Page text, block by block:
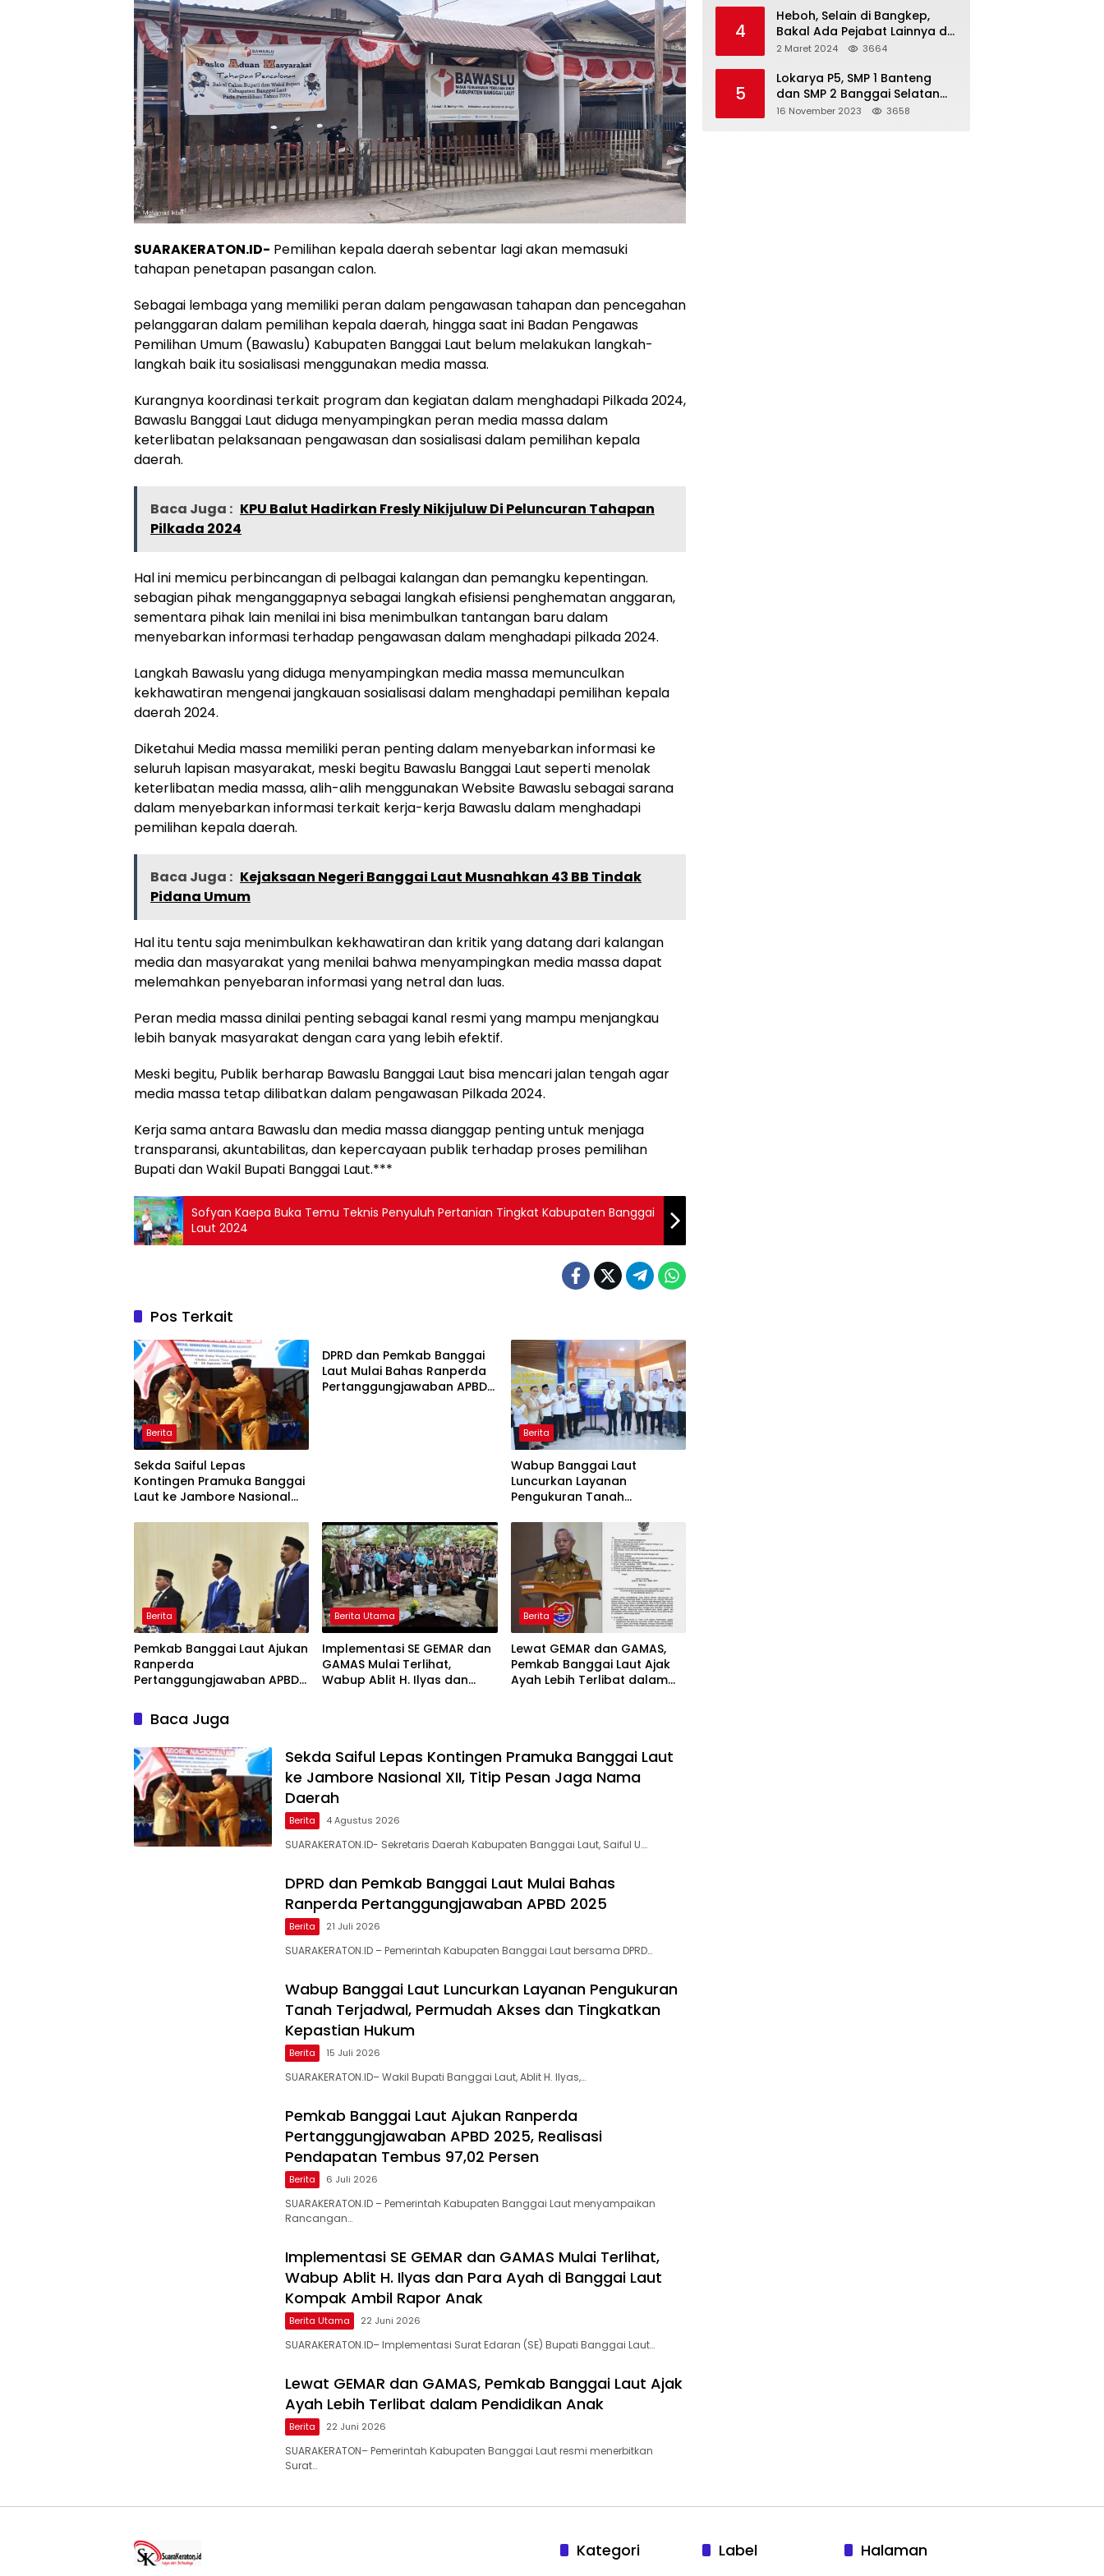
SUARAKERATON.ID- Pemilihan kepala daerah sebentar lagi akan memasuki
tahapan penetapan pasangan calon.
Sebagai lembaga yang memiliki peran dalam pengawasan tahapan dan pencegahan
pelanggaran dalam pemilihan kepala daerah, hingga saat ini Badan Pengawas
Pemilihan Umum (Bawaslu) Kabupaten Banggai Laut belum melakukan langkah-
langkah baik itu sosialisasi menggunakan media massa.
Kurangnya koordinasi terkait program dan kegiatan dalam menghadapi Pilkada 2024,
Bawaslu Banggai Laut diduga menyampingkan peran media massa dalam
keterlibatan pelaksanaan pengawasan dan sosialisasi dalam pemilihan kepala
daerah.
Baca Juga : KPU Balut Hadirkan Fresly Nikijuluw Di Peluncuran Tahapan
Pilkada 2024
Hal ini memicu perbincangan di pelbagai kalangan dan pemangku kepentingan.
sebagian pihak menganggapnya sebagai langkah efisiensi penghematan anggaran,
sementara pihak lain menilai ini bisa menimbulkan tantangan baru dalam
menyebarkan informasi terhadap pengawasan dalam menghadapi pilkada 2024.
Langkah Bawaslu yang diduga menyampingkan media massa memunculkan
kekhawatiran mengenai jangkauan sosialisasi dalam menghadapi pemilihan kepala
daerah 2024.
Diketahui Media massa memiliki peran penting dalam menyebarkan informasi ke
seluruh lapisan masyarakat, meski begitu Bawaslu Banggai Laut seperti menolak
keterlibatan media massa, alih-alih menggunakan Website Bawaslu sebagai sarana
dalam menyebarkan informasi terkait kerja-kerja Bawaslu dalam menghadapi
pemilihan kepala daerah.
Baca Juga : Kejaksaan Negeri Banggai Laut Musnahkan 43 BB Tindak
Pidana Umum
Hal itu tentu saja menimbulkan kekhawatiran dan kritik yang datang dari kalangan
media dan masyarakat yang menilai bahwa menyampingkan media massa dapat
melemahkan penyebaran informasi yang netral dan luas.
Peran media massa dinilai penting sebagai kanal resmi yang mampu menjangkau
lebih banyak masyarakat dengan cara yang lebih efektif.
Meski begitu, Publik berharap Bawaslu Banggai Laut bisa mencari jalan tengah agar
media massa tetap dilibatkan dalam pengawasan Pilkada 2024.
Kerja sama antara Bawaslu dan media massa dianggap penting untuk menjaga
transparansi, akuntabilitas, dan kepercayaan publik terhadap proses pemilihan
Bupati dan Wakil Bupati Banggai Laut.***
Sofyan Kaepa Buka Temu Teknis Penyuluh Pertanian Tingkat Kabupaten Banggai
Laut 2024
Pos Terkait
Berita
Sekda Saiful Lepas
Kontingen Pramuka Banggai
Laut ke Jambore Nasional
Daerah
DPRD dan Pemkab Banggai
Laut Mulai Bahas Ranperda
Pertanggungjawaban APBD
Berita
Wabup Banggai Laut
Luncurkan Layanan
Pengukuran Tanah
dan Tingkatkan Kepastian
Berita
Pemkab Banggai Laut Ajukan
Ranperda
Pertanggungjawaban APBD
Tembus 97,02 Persen
Berita Utama
Implementasi SE GEMAR dan
GAMAS Mulai Terlihat,
Wabup Ablit H. Ilyas dan
Berita
Lewat GEMAR dan GAMAS,
Pemkab Banggai Laut Ajak
Ayah Lebih Terlibat dalam
Baca Juga
Sekda Saiful Lepas Kontingen Pramuka Banggai Laut
ke Jambore Nasional XII, Titip Pesan Jaga Nama
Daerah
Berita 4 Agustus 2026
SUARAKERATON.ID- Sekretaris Daerah Kabupaten Banggai Laut, Saiful U….
DPRD dan Pemkab Banggai Laut Mulai Bahas
Ranperda Pertanggungjawaban APBD 2025
Berita 21 Juli 2026
SUARAKERATON.ID – Pemerintah Kabupaten Banggai Laut bersama DPRD…
Wabup Banggai Laut Luncurkan Layanan Pengukuran
Tanah Terjadwal, Permudah Akses dan Tingkatkan
Kepastian Hukum
Berita 15 Juli 2026
SUARAKERATON.ID– Wakil Bupati Banggai Laut, Ablit H. Ilyas,…
Pemkab Banggai Laut Ajukan Ranperda
Pertanggungjawaban APBD 2025, Realisasi
Pendapatan Tembus 97,02 Persen
Berita 6 Juli 2026
SUARAKERATON.ID – Pemerintah Kabupaten Banggai Laut menyampaikan
Rancangan…
Implementasi SE GEMAR dan GAMAS Mulai Terlihat,
Wabup Ablit H. Ilyas dan Para Ayah di Banggai Laut
Kompak Ambil Rapor Anak
Berita Utama 22 Juni 2026
SUARAKERATON.ID– Implementasi Surat Edaran (SE) Bupati Banggai Laut…
Lewat GEMAR dan GAMAS, Pemkab Banggai Laut Ajak
Ayah Lebih Terlibat dalam Pendidikan Anak
Berita 22 Juni 2026
SUARAKERATON– Pemerintah Kabupaten Banggai Laut resmi menerbitkan
Surat…
4
Heboh, Selain di Bangkep,
Bakal Ada Pejabat Lainnya di
Banggai Laut yang Bakal di
2 Maret 2024 3664
5
Lokarya P5, SMP 1 Banteng
dan SMP 2 Banggai Selatan
Curi Perhatian
16 November 2023 3658
Kategori Label Halaman